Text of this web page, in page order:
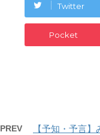
Twitter
Pocket
PREV
【予知・予言